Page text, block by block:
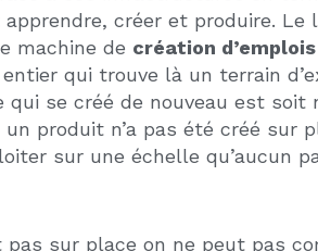
même, il faut profiter de ce
de ce pays en font la
variété très large sur
d’un continent. Bien
préférable, au moins pour
et les couples à haut
décennies et ont été le